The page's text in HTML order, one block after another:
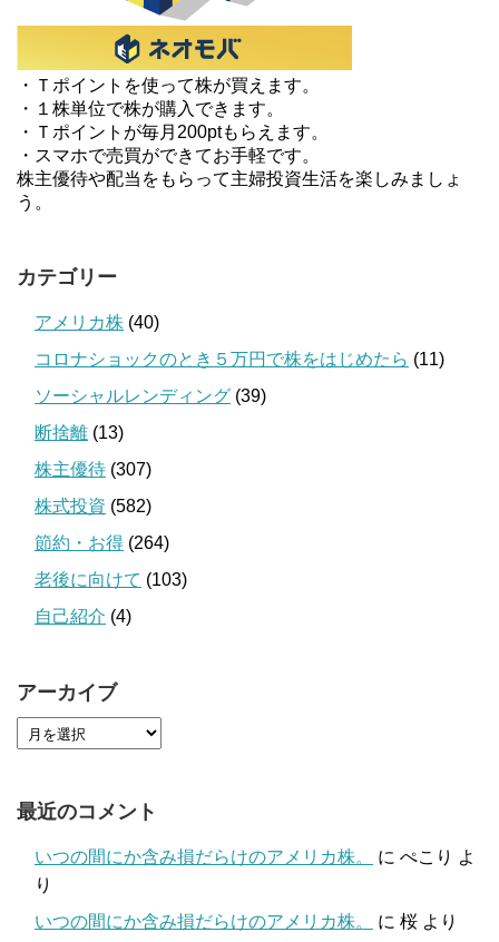
・Ｔポイントを使って株が買えます。
・１株単位で株が購入できます。
・Ｔポイントが毎月200ptもらえます。
・スマホで売買ができてお手軽です。
株主優待や配当をもらって主婦投資生活を楽しみましょ
う。
カテゴリー
アメリカ株 (40)
コロナショックのとき５万円で株をはじめたら (11)
ソーシャルレンディング (39)
断捨離 (13)
株主優待 (307)
株式投資 (582)
節約・お得 (264)
老後に向けて (103)
自己紹介 (4)
アーカイブ
最近のコメント
いつの間にか含み損だらけのアメリカ株。 に ぺこり よ
り
いつの間にか含み損だらけのアメリカ株。
に 桜 より